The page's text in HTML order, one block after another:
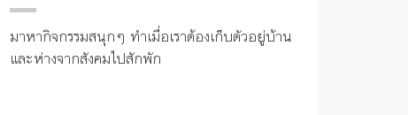
มาหากิจกรรมสนุกๆ ทำเมื่อเราต้องเก็บตัวอยู่บ้าน
และห่างจากสังคมไปสักพัก